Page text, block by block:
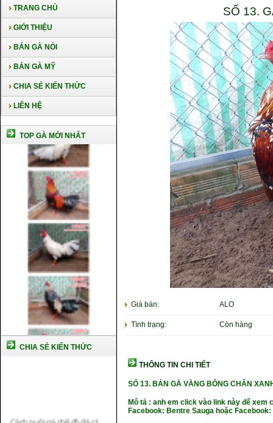
TRANG CHỦ
GIỚI THIỆU
BÁN GÀ NÒI
BÁN GÀ MỸ
CHIA SẺ KIẾN THỨC
LIÊN HỆ
TOP GÀ MỚI NHẤT
CHIA SẺ KIẾN THỨC
Cách nuôi gà đông tảo thuần
SỐ 13.
Giá bán: ALO
Tình trạng: Còn hàng
THÔNG TIN CHI TIẾT
SỐ 13.BÁN GÀ VÀNG BÔNG CHÂN
Mô tả : anh em click vào link này để
Facebook: Bentre Sauga hoặc Facebook: